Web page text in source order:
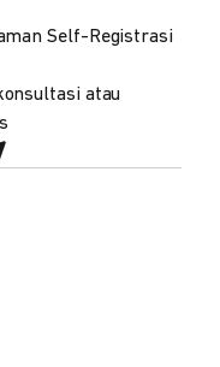
Self-Registrasi
atau